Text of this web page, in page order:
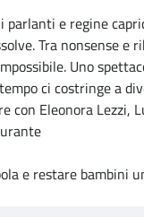
e regine
Tra nonsense
Uno
ci costringe a
con Eleonora Lezzi,
e restare bambini